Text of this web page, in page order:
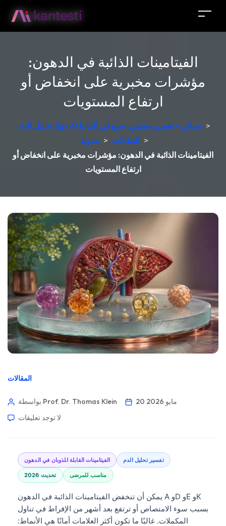
الفيتامينات الذائبة في الدهون:
مؤشرات مخبرية على انخفاض أو
ارتفاع المستويات
جهاز تحليل الدم AI مجاني – تفسير معملي، صنع في ألمانيا >
مدونة > المقالات >
الفيتامينات الذائبة في الدهون: مؤشرات مخبرية على انخفاض أو
ارتفاع المستويات
المقالات
بواسطة Prof. Dr. Thomas Klein
20 مايو 2026
لا توجد تعليقات
الفيتامينات القابلة للذوبان في الدهون تفسير تحليل الدم
تحديث 2026 مناسب للمرضى
يمكن أن تنخفض الفيتامينات الذائبة في الدهون A وD وE وK
بسبب سوء الامتصاص أو ترتفع بعد أشهر من الإفراط في تناول
المكملات. غالبًا ما تكون أكثر العلامات أمانًا هي الأنماط: